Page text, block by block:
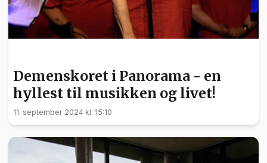
Demenskoret i Panorama - en
hyllest til musikken og livet!
11. september 2024 kl. 15:10